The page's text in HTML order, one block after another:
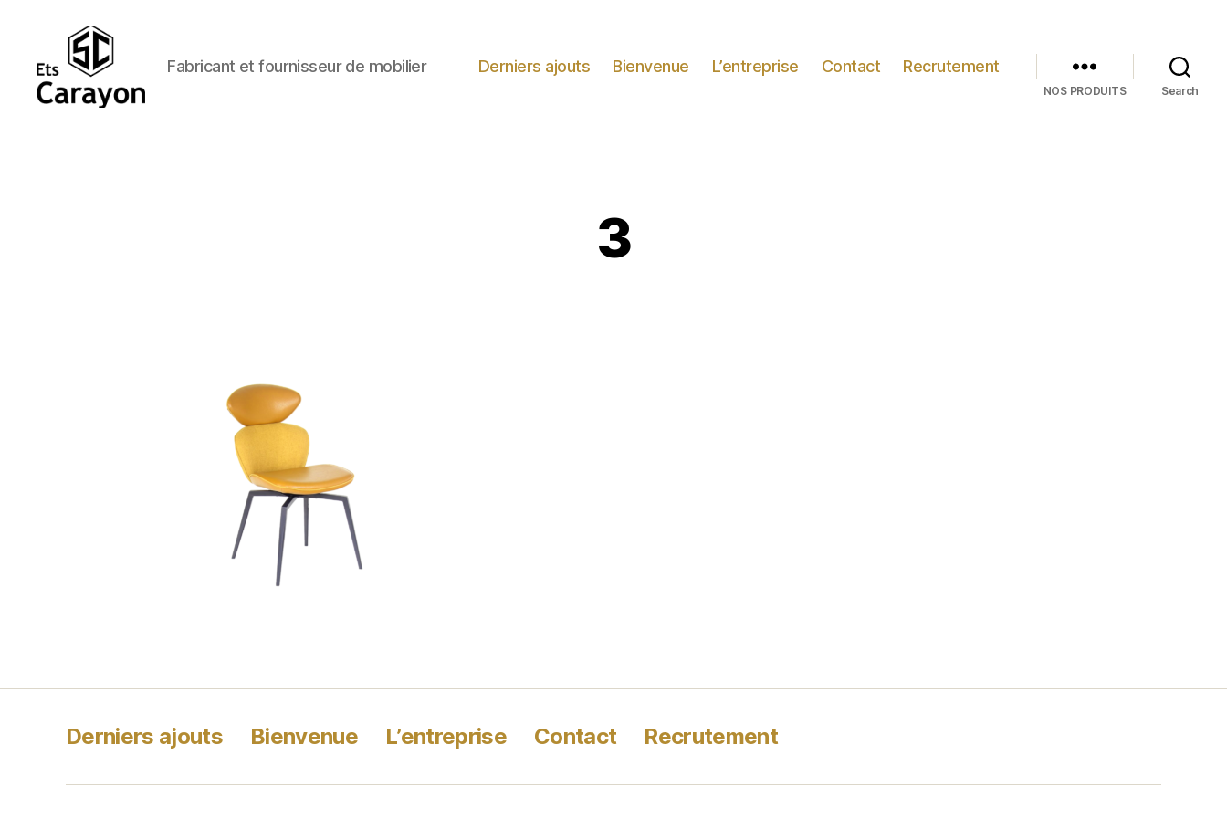
Fabricant et fournisseur de mobilier Derniers ajouts Bienvenue L’entreprise Contact Recrutement
NOS PRODUITS Search
3
Derniers ajouts Bienvenue L’entreprise Contact Recrutement